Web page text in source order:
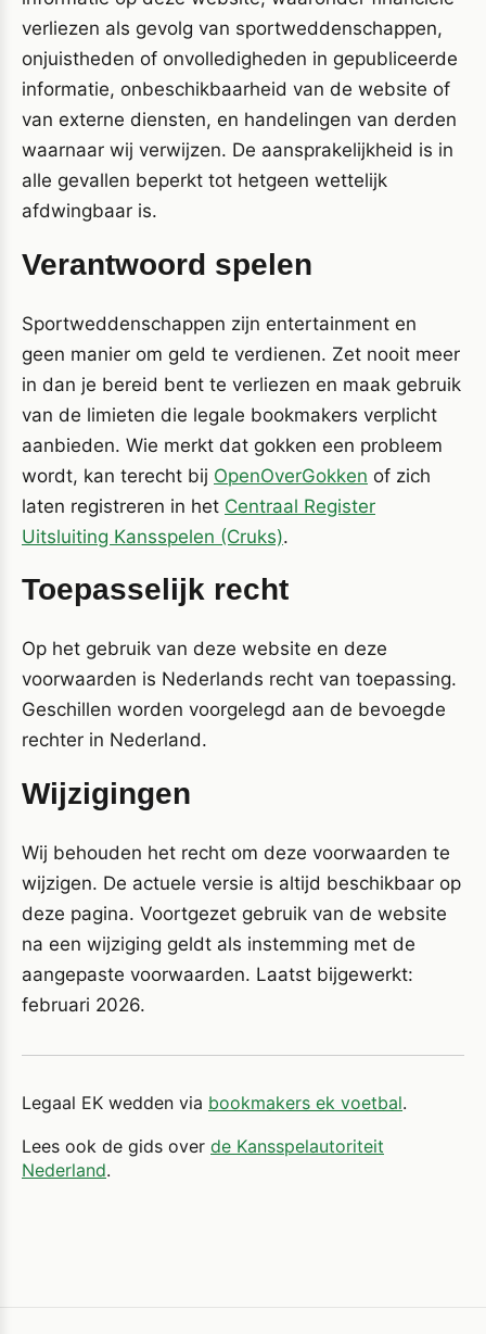
verliezen als gevolg van sportweddenschappen,
onjuistheden of onvolledigheden in gepubliceerde
informatie, onbeschikbaarheid van de website of
van externe diensten, en handelingen van derden
waarnaar wij verwijzen. De aansprakelijkheid is in
alle gevallen beperkt tot hetgeen wettelijk
afdwingbaar is.
Verantwoord spelen
Sportweddenschappen zijn entertainment en
geen manier om geld te verdienen. Zet nooit meer
in dan je bereid bent te verliezen en maak gebruik
van de limieten die legale bookmakers verplicht
aanbieden. Wie merkt dat gokken een probleem
wordt, kan terecht bij OpenOverGokken of zich
laten registreren in het Centraal Register
Uitsluiting Kansspelen (Cruks).
Toepasselijk recht
Op het gebruik van deze website en deze
voorwaarden is Nederlands recht van toepassing.
Geschillen worden voorgelegd aan de bevoegde
rechter in Nederland.
Wijzigingen
Wij behouden het recht om deze voorwaarden te
wijzigen. De actuele versie is altijd beschikbaar op
deze pagina. Voortgezet gebruik van de website
na een wijziging geldt als instemming met de
aangepaste voorwaarden. Laatst bijgewerkt:
februari 2026.
Legaal EK wedden via bookmakers ek voetbal.
Lees ook de gids over de Kansspelautoriteit
Nederland.